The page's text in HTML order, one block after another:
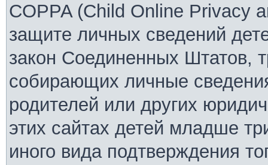
COPPA (Child Online Privacy
защите личных сведений
закон Соединенных Штатов,
собирающих личные
родителей или других
этих сайтах детей младше
иного вида подтверждения